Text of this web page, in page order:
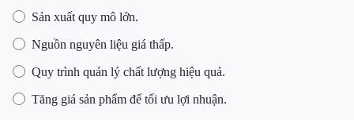
Sản xuất quy mô lớn.
Nguồn nguyên liệu giá thấp.
Quy trình quản lý chất lượng hiệu quả.
Tăng giá sản phẩm để tối ưu lợi nhuận.